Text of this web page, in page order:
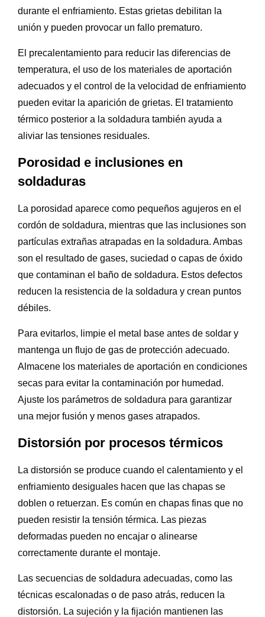
durante el enfriamiento. Estas grietas debilitan la
unión y pueden provocar un fallo prematuro.
El precalentamiento para reducir las diferencias de
temperatura, el uso de los materiales de aportación
adecuados y el control de la velocidad de enfriamiento
pueden evitar la aparición de grietas. El tratamiento
térmico posterior a la soldadura también ayuda a
aliviar las tensiones residuales.
Porosidad e inclusiones en
soldaduras
La porosidad aparece como pequeños agujeros en el
cordón de soldadura, mientras que las inclusiones son
partículas extrañas atrapadas en la soldadura. Ambas
son el resultado de gases, suciedad o capas de óxido
que contaminan el baño de soldadura. Estos defectos
reducen la resistencia de la soldadura y crean puntos
débiles.
Para evitarlos, limpie el metal base antes de soldar y
mantenga un flujo de gas de protección adecuado.
Almacene los materiales de aportación en condiciones
secas para evitar la contaminación por humedad.
Ajuste los parámetros de soldadura para garantizar
una mejor fusión y menos gases atrapados.
Distorsión por procesos térmicos
La distorsión se produce cuando el calentamiento y el
enfriamiento desiguales hacen que las chapas se
doblen o retuerzan. Es común en chapas finas que no
pueden resistir la tensión térmica. Las piezas
deformadas pueden no encajar o alinearse
correctamente durante el montaje.
Las secuencias de soldadura adecuadas, como las
técnicas escalonadas o de paso atrás, reducen la
distorsión. La sujeción y la fijación mantienen las